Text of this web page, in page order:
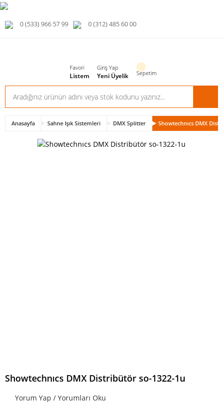
0 (533) 966 57 99 0 (312) 485 60 00
Favori
Listem
Giriş Yap
Yeni Üyelik Sepetim
Anasayfa Sahne Işık Sistemleri DMX Splitter Showtechnıcs DMX
Showtechnıcs DMX Distribütör so-1322-1u
Yorum Yap / Yorumları Oku